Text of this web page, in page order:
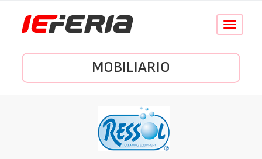
Conmutar
MOBILIARIO